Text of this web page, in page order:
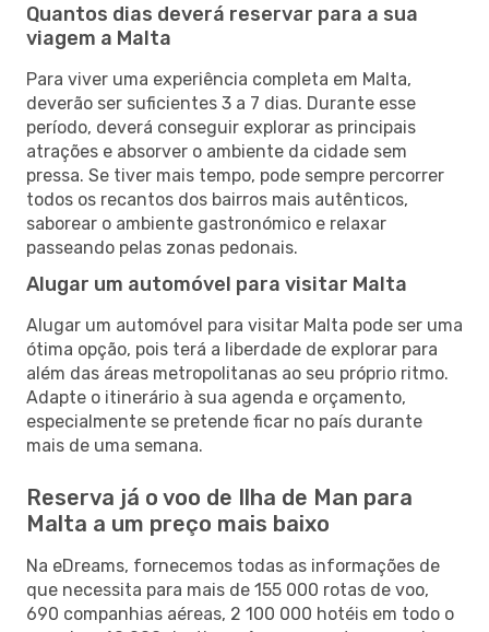
Quantos dias deverá reservar para a sua
viagem a Malta
Para viver uma experiência completa em Malta,
deverão ser suficientes 3 a 7 dias. Durante esse
período, deverá conseguir explorar as principais
atrações e absorver o ambiente da cidade sem
pressa. Se tiver mais tempo, pode sempre percorrer
todos os recantos dos bairros mais autênticos,
saborear o ambiente gastronómico e relaxar
passeando pelas zonas pedonais.
Alugar um automóvel para visitar Malta
Alugar um automóvel para visitar Malta pode ser uma
ótima opção, pois terá a liberdade de explorar para
além das áreas metropolitanas ao seu próprio ritmo.
Adapte o itinerário à sua agenda e orçamento,
especialmente se pretende ficar no país durante
mais de uma semana.
Reserva já o voo de Ilha de Man para
Malta a um preço mais baixo
Na eDreams, fornecemos todas as informações de
que necessita para mais de 155 000 rotas de voo,
690 companhias aéreas, 2 100 000 hotéis em todo o